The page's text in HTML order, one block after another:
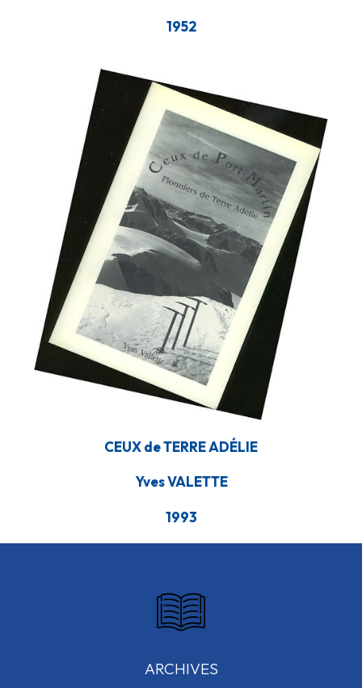
1952
CEUX de TERRE ADÉLIE
Yves VALETTE
1993
ARCHIVES